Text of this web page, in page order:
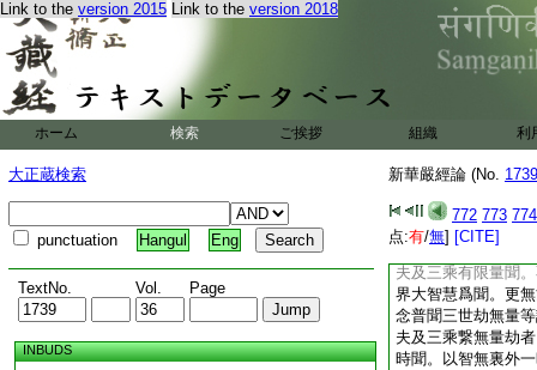
Link to the version 2015 Link to the version 2018
ホーム 検索 ご挨拶 組織 利
大正蔵検索
punctuation Hangul Eng
TextNo. Vol. Page
INBUDS
新華嚴經論 (No.
772 773 774
点:有/無] [CITE]
利如來自行普賢等
是種智外三乘之人
是同流。皆以常樂
來大智所説之眞經
聞故。云何四縁。
中間無障礙。四有
聞故。又凡夫及三
識爲依。二耳識種
四意識相依。五自
不壞爲境根。七作
中間無障礙。十境
夫及三乘有限量聞
界大智慧爲聞。更
念普聞三世劫無量
夫及三乘繋無量劫
時聞。以智無裏外